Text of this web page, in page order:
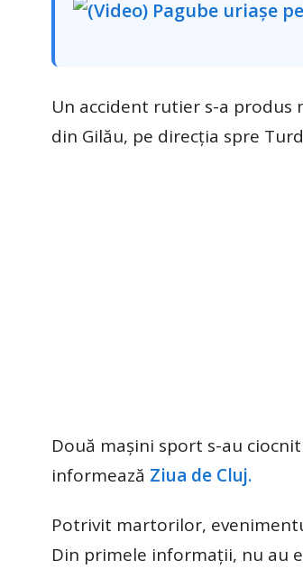
Un accident rutier s-a produs
din Gilău, pe direcția spre
Două mașini sport s-au
informează Ziua de Cluj.
Potrivit martorilor,
Din primele informații, nu au